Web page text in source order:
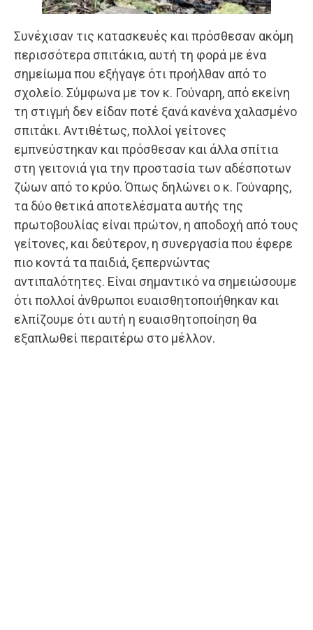
Συνέχισαν τις κατασκευές και πρόσθεσαν ακόμη
περισσότερα σπιτάκια, αυτή τη φορά με ένα
σημείωμα που εξήγαγε ότι προήλθαν από το
σχολείο. Σύμφωνα με τον κ. Γούναρη, από εκείνη
τη στιγμή δεν είδαν ποτέ ξανά κανένα χαλασμένο
σπιτάκι. Αντιθέτως, πολλοί γείτονες
εμπνεύστηκαν και πρόσθεσαν και άλλα σπίτια
στη γειτονιά για την προστασία των αδέσποτων
ζώων από το κρύο. Όπως δηλώνει ο κ. Γούναρης,
τα δύο θετικά αποτελέσματα αυτής της
πρωτοβουλίας είναι πρώτον, η αποδοχή από τους
γείτονες, και δεύτερον, η συνεργασία που έφερε
πιο κοντά τα παιδιά, ξεπερνώντας
αντιπαλότητες. Είναι σημαντικό να σημειώσουμε
ότι πολλοί άνθρωποι ευαισθητοποιήθηκαν και
ελπίζουμε ότι αυτή η ευαισθητοποίηση θα
εξαπλωθεί περαιτέρω στο μέλλον.